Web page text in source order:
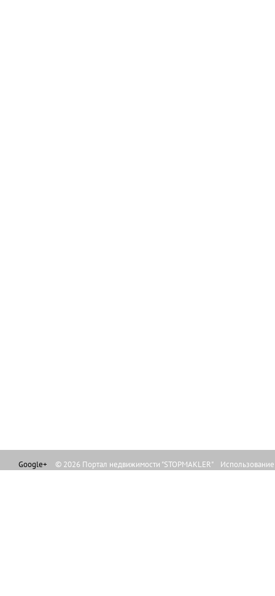
Google+ © 2026 Портал недвижимости "STOPMAKLER"